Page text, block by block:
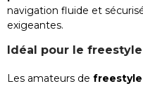
navigation fluide et
exigeantes.
Idéal pour le
Les amateurs de freestyle